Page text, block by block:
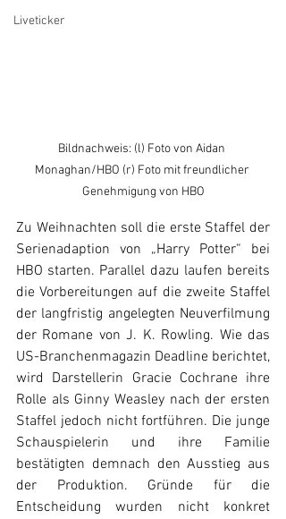
Liveticker
Bildnachweis: (l) Foto von Aidan
Monaghan/HBO (r) Foto mit freundlicher
Genehmigung von HBO
Zu Weihnachten soll die erste Staffel der
Serienadaption von „Harry Potter“ bei
HBO starten. Parallel dazu laufen bereits
die Vorbereitungen auf die zweite Staffel
der langfristig angelegten Neuverfilmung
der Romane von J. K. Rowling. Wie das
US-Branchenmagazin Deadline berichtet,
wird Darstellerin Gracie Cochrane ihre
Rolle als Ginny Weasley nach der ersten
Staffel jedoch nicht fortführen. Die junge
Schauspielerin und ihre Familie
bestätigten demnach den Ausstieg aus
der Produktion. Gründe für die
Entscheidung wurden nicht konkret